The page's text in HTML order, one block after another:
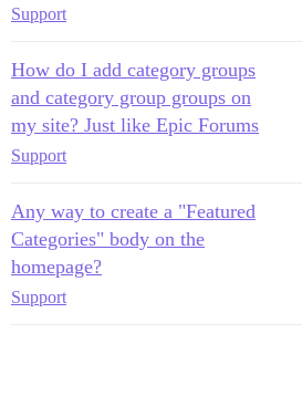
Support
How do I add category groups
and category group groups on
my site? Just like Epic Forums
Support
Any way to create a "Featured
Categories" body on the
homepage?
Support